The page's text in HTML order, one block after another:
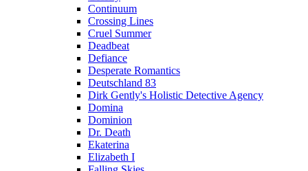
Continuum
Crossing Lines
Cruel Summer
Deadbeat
Defiance
Desperate Romantics
Deutschland 83
Dirk Gently's Holistic Detective Agency
Domina
Dominion
Dr. Death
Ekaterina
Elizabeth I